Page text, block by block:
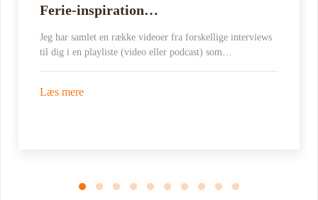
Ferie-inspiration…
Jeg har samlet en række videoer fra forskellige interviews
til dig i en playliste (video eller podcast) som…
Læs mere